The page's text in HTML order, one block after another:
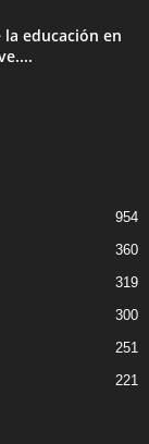
la educación en
954
360
319
300
251
221